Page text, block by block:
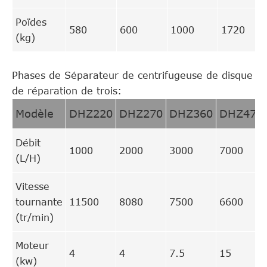
Poïdes
(kg)
580 600 1000 1720
Phases de Séparateur de centrifugeuse de disque
de réparation de trois:
Modèle DHZ220 DHZ270 DHZ360 DHZ470
Débit
(L/H)
1000 2000 3000 7000
Vitesse
tournante
(tr/min)
11500 8080 7500 6600
Moteur
(kw)
4 4 7.5 15